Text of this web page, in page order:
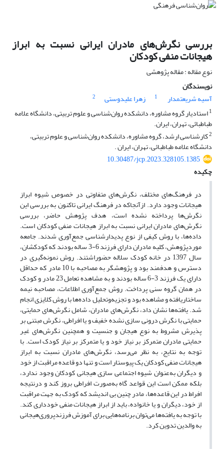
بررسی نگرش‌های مادران ایرانی نسبت به ابراز
هیجانات منفی کودکان
نوع مقاله : مقاله پژوهشی
نویسندگان
آسیه شریعتمدار
1 زهرا علیدوستی
2
1استادیار گروه مشاوره، دانشکده روان‌شناسی و علوم تربیتی، دانشگاه علامه
طباطبائی، تهران، ایران.
2کارشناسی ارشد، گروه مشاوره، دانشکده روان‌شناسی و علوم تربیتی،
دانشگاه علامه طباطبائی، تهران، ایران .
10.30487/jcp.2023.328105.1385
چکیده
در فرهنگ‌های مختلف، نگرش‌های متفاوتی در خصوص شیوه ابراز
هیجانات وجود دارد. ازآنجاکه در فرهنگ ایرانی تاکنون به بررسی این
نگرش‌ها پرداخته نشده است، هدف پژوهش حاضر، بررسی
نگرش‌های مادران ایرانی نسبت به ابراز هیجانات منفی کودکان است.
داده‌ها، با روش کیفی از نوع پدیدارشناسی جمع‌آوری شدند. جامعه
موردپژوهش، کلیه مادران دارای فرزند 6-3 ساله بودند که کودکشان،
سال 1397 در خانه کودک سلاله حضوراشتند. روش نمونه‌گیری در
دسترس و هدفمند بود و پژوهشگر به مصاحبه با 10 مادر که حداقل
دارای یک فرزند 3-6 ساله بودند و به مشاهده تعامل 23 مادر و کودک
در همان گروه‌ سنی پرداخت. روش جمع‌آوری اطلاعات، مصاحبه‌ نیمه
ساختاریافته و مشاهده بود و تجزیه‌وتحلیل داده‌ها با روش کلایزی انجام
شد. یافته‌ها نشان داد، نگرش‌های مادران، شامل نگرش‌های حمایتی،
حمایتی با نگرش درونی سازی نشده خفیف و یا افراطی، نگرش مبتنی بر
پذیرش مشروط به نوع هیجان و جنسیت و همچنین نگرش‌های غیر
حمایتی مادران متمرکز بر نیاز خود و یا متمرکز بر نیاز کودک است. با
توجه به نتایج، به نظر می‌رسد، نگرش‌های مادران نسبت به ابراز
هیجانات منفی کودکان یک پیوستار است و تنها دو قاعده مراقبت از خود
و دیگران به‌عنوان شیوه اجتماعی سازی هیجانی کودکان وجود ندارد،
بلکه ممکن است این قواعد گاه به‌صورت افراطی بروز کند و درنتیجه
افراط در این قاعده‌ها، مادر چنین بی اندیشد که کودک به جهت مراقبت
از خود، دیگران و یا خانواده، باید از ابراز هیجانات منفی خودداری کند.
با توجه به یافته‌ها می‌توان برنامه‌هایی برای آموزش فرزندپروری‌هیجانی
به والدین تدوین کرد.